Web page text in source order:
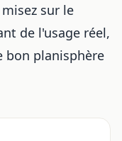
sur le
de l'usage réel,
bon planisphère